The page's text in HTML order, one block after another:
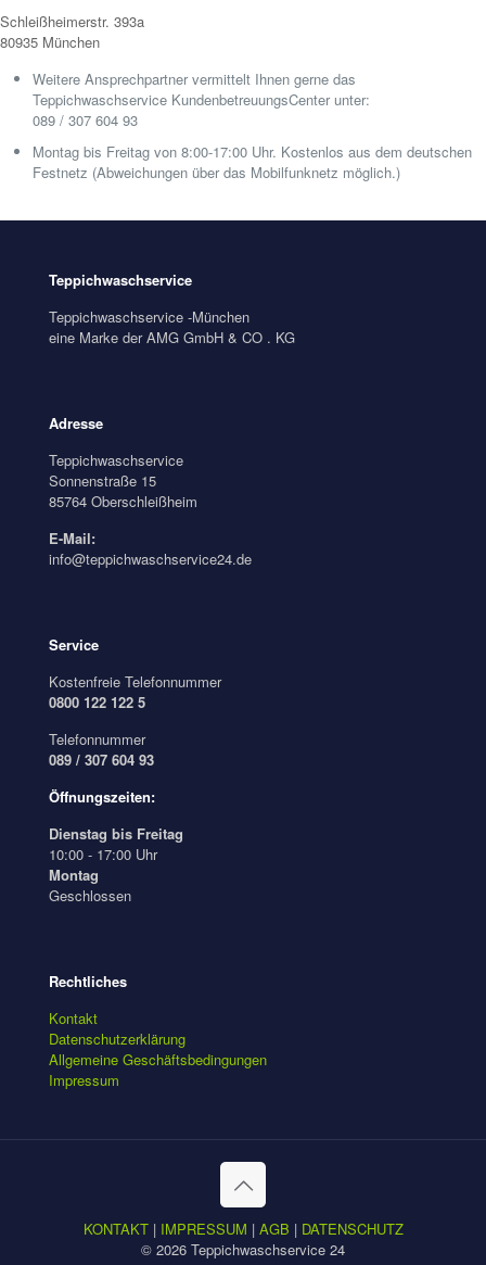
Schleißheimerstr. 393a
80935 München
Weitere Ansprechpartner vermittelt Ihnen gerne das
Teppichwaschservice KundenbetreuungsCenter unter:
089 / 307 604 93
Montag bis Freitag von 8:00-17:00 Uhr. Kostenlos aus dem deutschen
Festnetz (Abweichungen über das Mobilfunknetz möglich.)
Teppichwaschservice
Teppichwaschservice -München
eine Marke der AMG GmbH & CO . KG
Adresse
Teppichwaschservice
Sonnenstraße 15
85764 Oberschleißheim
E-Mail:
info@teppichwaschservice24.de
Service
Kostenfreie Telefonnummer
0800 122 122 5
Telefonnummer
089 / 307 604 93
Öffnungszeiten:
Dienstag bis Freitag
10:00 - 17:00 Uhr
Montag
Geschlossen
Rechtliches
Kontakt
Datenschutzerklärung
Allgemeine Geschäftsbedingungen
Impressum
KONTAKT| IMPRESSUM | AGB | DATENSCHUTZ
© 2026 Teppichwaschservice 24